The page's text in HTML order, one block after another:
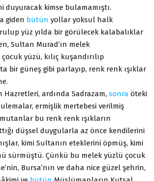
duyuracak kimse bulamamıştı.
giden bütün yollar yoksul halk
yüz yılda bir görülecek kalabalıklar
Sultan Murad’ın melek
yüzü, kılıç kuşandırılıp
güneş gibi parlayıp, renk renk ışıklar
Hazretleri, ardında Sadrazam, sonra öteki
ermişlik mertebesi verilmiş
bu renk renk ışıkların
düşsel duygularla az önce kendilerini
kimi Sultanın eteklerini öpmüş, kimi
sürmüştü. Çünkü bu melek yüzlü çocuk
Bursa’nın ve daha nice güzel şehrin,